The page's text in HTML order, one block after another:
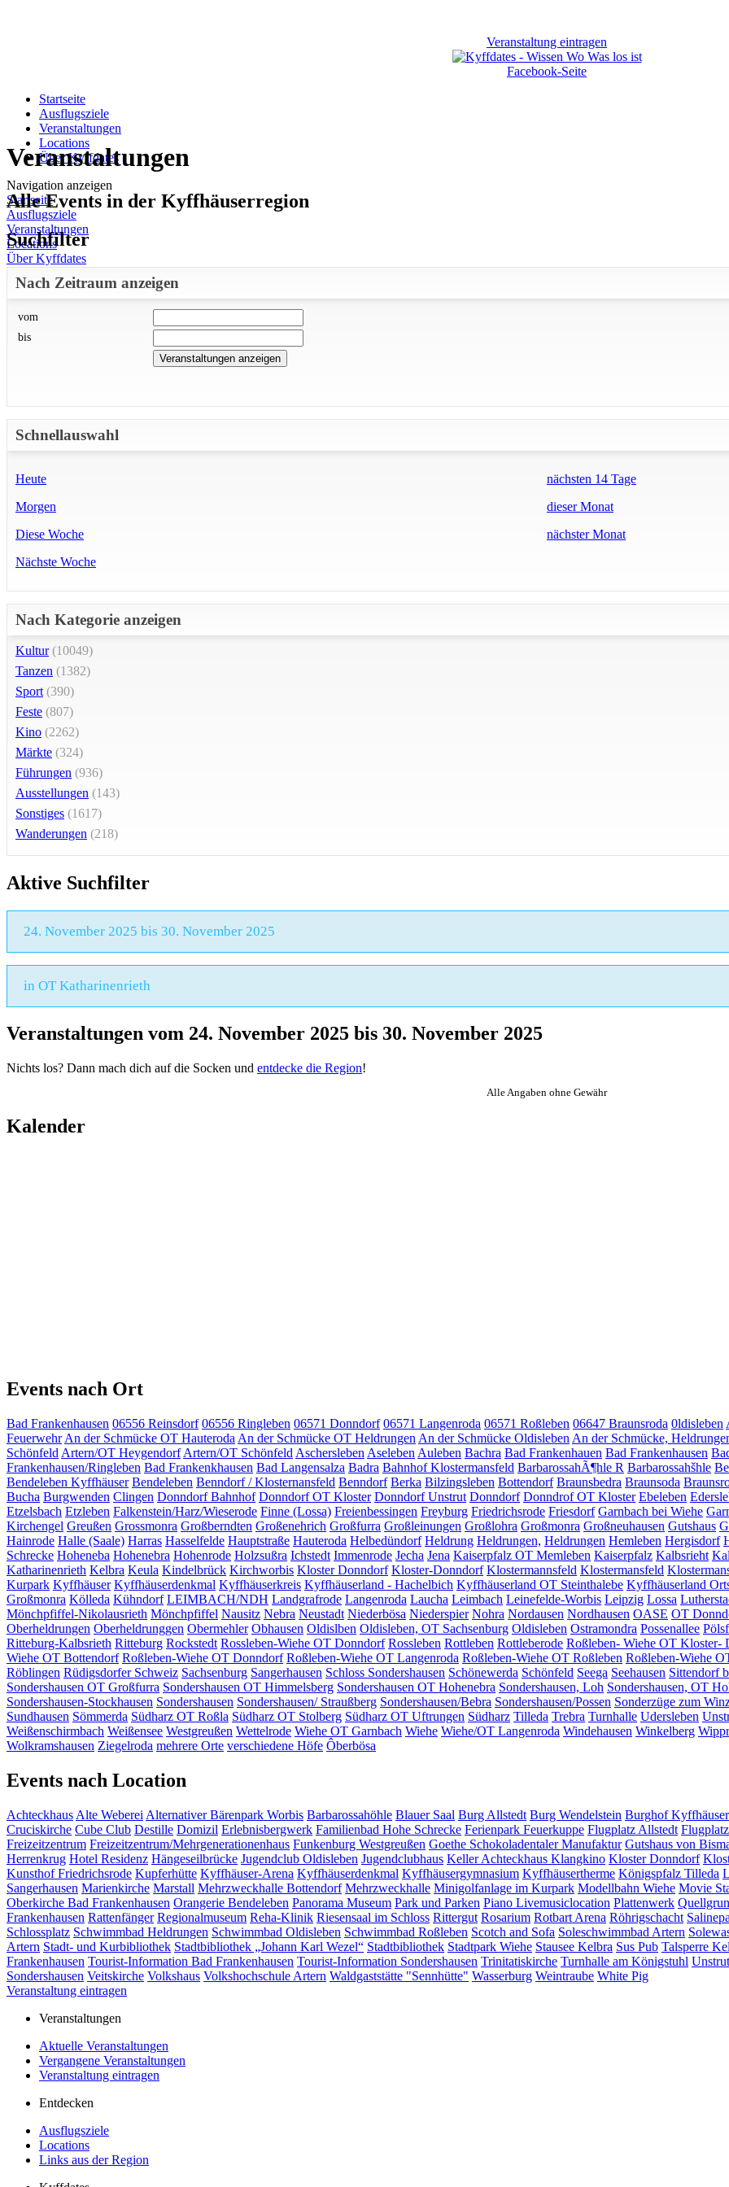
Veranstaltung eintragen
Facebook-Seite
Startseite
Ausflugsziele
Veranstaltungen
Locations
Über Kyffdates
Navigation anzeigen
Startseite
Ausflugsziele
Veranstaltungen
Locations
Über Kyffdates
Veranstaltungen
Alle Events in der Kyffhäuserregion
Suchfilter
Nach Zeitraum anzeigen
vom
bis
Schnellauswahl
Heute
Morgen
Diese Woche
Nächste Woche
nächsten 14 Tage
dieser Monat
nächster Monat
Nach Kategorie anzeigen
Kultur(10049)
Tanzen (1382)
Sport (390)
Feste (807)
Kino (2262)
Märkte (324)
Führungen (936)
Ausstellungen (143)
Sonstiges (1617)
Wanderungen (218)
Aktive Suchfilter
24. November 2025 bis 30. November 2025
in OT Katharinenrieth
Veranstaltungen vom 24. November 2025 bis 30. November 2025
Nichts los? Dann mach dich auf die Socken und entdecke die Region!
Alle Angaben ohne Gewähr
Kalender
Events nach Ort
Bad Frankenhausen 06556 Reinsdorf 06556 Ringleben 06571 Donndorf 06571 Langenroda 06571 Roßleben 06647 Braunsroda 0ldisleben
Feuerwehr An der Schmücke OT Hauteroda An der Schmücke OT Heldrungen An der Schmücke Oldisleben An der Schmücke,
Schönfeld Artern/OT Heygendorf Artern/OT Schönfeld Aschersleben Aseleben Auleben Bachra Bad Frankenhauen Bad Frankenhausen
Frankenhausen/Ringleben Bad Frankenkhausen Bad Langensalza Badra Bahnhof Klostermansfeld BarbarossahÃ¶hle R Barbarossahšhle
Bendeleben Kyffhäuser Bendeleben Benndorf / Klosternansfeld Benndorf Berka Bilzingsleben Bottendorf Braunsbedra Braunsoda
Bucha Burgwenden Clingen Donndorf Bahnhof Donndorf OT Kloster Donndorf Unstrut Donndorf Donndrof OT Kloster Ebeleben
Etzelsbach Etzleben Falkenstein/Harz/Wieserode Finne (Lossa) Freienbessingen Freyburg Friedrichsrode Friesdorf Garnbach bei Wiehe
Kirchengel Greußen Grossmonra Großberndten Großenehrich Großfurra Großleinungen Großlohra Großmonra Großneuhausen Gutshaus
Hainrode Halle (Saale) Harras Hasselfelde Hauptstraße Hauteroda Helbedündorf Heldrung Heldrungen, Heldrungen Hemleben Hergisdorf
Schrecke Hoheneba Hohenebra Hohenrode Holzsußra Ichstedt Immenrode Jecha Jena Kaiserpfalz OT Memleben Kaiserpfalz Kalbsrieht
Katharinenrieth Kelbra Keula Kindelbrück Kirchworbis Kloster Donndorf Kloster-Donndorf Klostermannsfeld Klostermansfeld
Kurpark Kyffhäuser Kyffhäuserdenkmal Kyffhäuserkreis Kyffhäuserland - Hachelbich Kyffhäuserland OT Steinthalebe Kyffhäuserland
Großmonra Kölleda Kühndorf LEIMBACH/NDH Landgrafrode Langenroda Laucha Leimbach Leinefelde-Worbis Leipzig Lossa
Mönchpfiffel-Nikolausrieth Mönchpfiffel Nausitz Nebra Neustadt Niederbösa Niederspier Nohra Nordausen Nordhausen OASE OT
Oberheldrungen Oberheldrunggen Obermehler Obhausen Oldislben Oldisleben, OT Sachsenburg Oldisleben Ostramondra Possenallee
Ritteburg-Kalbsrieth Ritteburg Rockstedt Rossleben-Wiehe OT Donndorf Rossleben Rottleben Rottleberode Roßleben- Wiehe OT Kloster-
Wiehe OT Bottendorf Roßleben-Wiehe OT Donndorf Roßleben-Wiehe OT Langenroda Roßleben-Wiehe OT Roßleben Roßleben-Wiehe
Röblingen Rüdigsdorfer Schweiz Sachsenburg Sangerhausen Schloss Sondershausen Schönewerda Schönfeld Seega Seehausen Sittendorf
Sondershausen OT Großfurra Sondershausen OT Himmelsberg Sondershausen OT Hohenebra Sondershausen, Loh Sondershausen, OT
Sondershausen-Stockhausen Sondershausen Sondershausen/ Straußberg Sondershausen/Bebra Sondershausen/Possen Sonderzüge zum
Sundhausen Sömmerda Südharz OT Roßla Südharz OT Stolberg Südharz OT Uftrungen Südharz Tilleda Trebra Turnhalle Udersleben
Weißenschirmbach Weißensee Westgreußen Wettelrode Wiehe OT Garnbach Wiehe Wiehe/OT Langenroda Windehausen Winkelberg
Wolkramshausen Ziegelroda mehrere Orte verschiedene Höfe Ôberbösa
Events nach Location
Achteckhaus Alte Weberei Alternativer Bärenpark Worbis Barbarossahöhle Blauer Saal Burg Allstedt Burg Wendelstein Burghof Kyffhäuser
Cruciskirche Cube Club Destille Domizil Erlebnisbergwerk Familienbad Hohe Schrecke Ferienpark Feuerkuppe Flugplatz Allstedt
Freizeitzentrum Freizeitzentrum/Mehrgenerationenhaus Funkenburg Westgreußen Goethe Schokoladentaler Manufaktur Gutshaus von
Herrenkrug Hotel Residenz Hängeseilbrücke Jugendclub Oldisleben Jugendclubhaus Keller Achteckhaus Klangkino Kloster Donndorf
Kunsthof Friedrichsrode Kupferhütte Kyffhäuser-Arena Kyffhäuserdenkmal Kyffhäusergymnasium Kyffhäusertherme Königspfalz Tilleda
Sangerhausen Marienkirche Marstall Mehrzweckhalle Bottendorf Mehrzweckhalle Minigolfanlage im Kurpark Modellbahn Wiehe Movie
Oberkirche Bad Frankenhausen Orangerie Bendeleben Panorama Museum Park und Parken Piano Livemusiclocation Plattenwerk
Frankenhausen Rattenfänger Regionalmuseum Reha-Klinik Riesensaal im Schloss Rittergut Rosarium Rotbart Arena Röhrigschacht
Schlossplatz Schwimmbad Heldrungen Schwimmbad Oldisleben Schwimmbad Roßleben Scotch and Sofa Soleschwimmbad Artern
Artern Stadt- und Kurbibliothek Stadtbibliothek „Johann Karl Wezel“ Stadtbibliothek Stadtpark Wiehe Stausee Kelbra Sus Pub Talsperre
Frankenhausen Tourist-Information Bad Frankenhausen Tourist-Information Sondershausen Trinitatiskirche Turnhalle am Königstuhl
Sondershausen Veitskirche Volkshaus Volkshochschule Artern Waldgaststätte "Sennhütte" Wasserburg Weintraube White Pig
Veranstaltung eintragen
Veranstaltungen
Aktuelle Veranstaltungen
Vergangene Veranstaltungen
Veranstaltung eintragen
Entdecken
Ausflugsziele
Locations
Links aus der Region